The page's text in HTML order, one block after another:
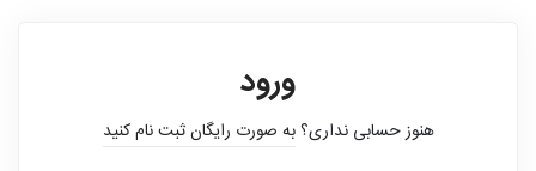
ورود
هنوز حسابی نداری؟به صورت رایگان ثبت نام کنید